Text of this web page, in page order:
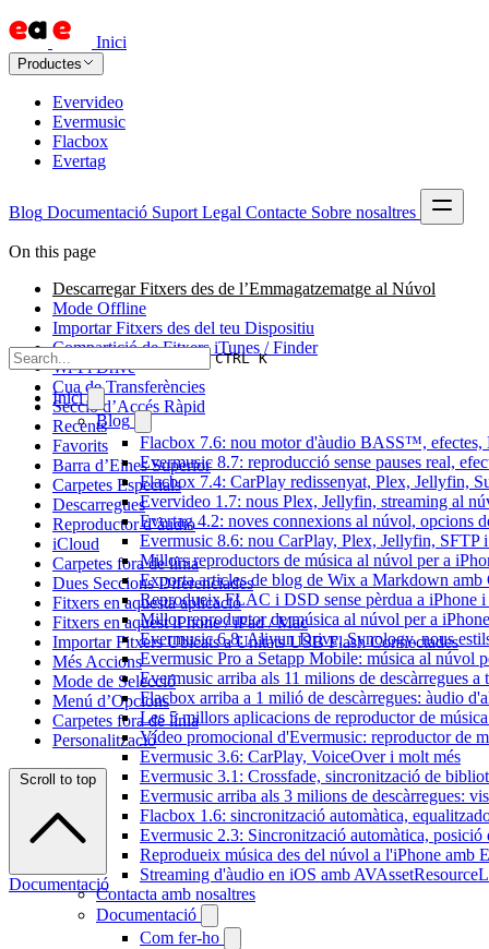
Inici
Productes
Evervideo
Evermusic
Flacbox
Evertag
Blog Documentació Suport Legal Contacte Sobre nosaltres
CTRL K
Inici
Blog
Flacbox 7.6: nou motor d'àudio BASS™, efectes,
Evermusic 8.7: reproducció sense pauses real,
Flacbox 7.4: CarPlay redissenyat, Plex, Jellyfin,
Evervideo 1.7: nous Plex, Jellyfin, streaming al
Evertag 4.2: noves connexions al núvol, opcions
Evermusic 8.6: nou CarPlay, Plex, Jellyfin, SFTP
Millors reproductors de música al núvol per a
Exporta articles de blog de Wix a Markdown
Reprodueix FLAC i DSD sense pèrdua a iPhone
Millor reproductor de música al núvol per a
Evermusic 6.8: Aliyun Drive, Synology, nous
Evermusic Pro a Setapp Mobile: música al núvol
Evermusic arriba als 11 milions de descàrregues a
Flacbox arriba a 1 milió de descàrregues: àudio
Les 5 millors aplicacions de reproductor de
Vídeo promocional d'Evermusic: reproductor de
Evermusic 3.6: CarPlay, VoiceOver i molt més
Evermusic 3.1: Crossfade, sincronització de
Evermusic arriba als 3 milions de descàrregues:
Flacbox 1.6: sincronització automàtica,
Evermusic 2.3: Sincronització automàtica, posició
Reprodueix música des del núvol a l'iPhone amb
Streaming d'àudio en iOS amb
Contacta amb nosaltres
Documentació
Com fer-ho
On this page
Descarregar Fitxers des de l’Emmagatzematge al Núvol
Mode Offline
Importar Fitxers des del teu Dispositiu
Compartició de Fitxers iTunes / Finder
Wi-Fi Drive
Cua de Transferències
Secció d’Accés Ràpid
Recents
Favorits
Barra d’Eines Superior
Carpetes Especials
Descarregues
Reproductor d’àudio
iCloud
Carpetes fora de línia
Dues Seccions Diferenciades
Fitxers en aquesta aplicació
Fitxers en aquest iPhone / iPad / Mac
Importar Fitxers Ubicats a Unitats USB Flash Connectades
Més Accions
Mode de Selecció
Menú d’Opcions
Carpetes fora de línia
Personalització
Scroll to top
Documentació